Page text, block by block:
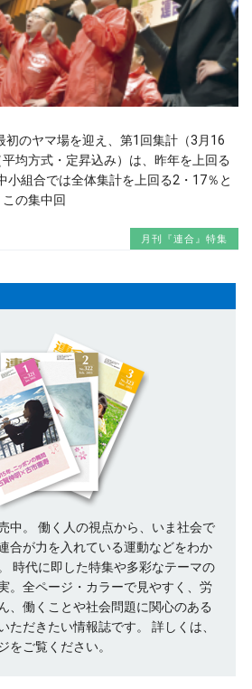
初のヤマ場を迎え、第1回集計（3月16
均方式・定昇込み）は、昨年を上回る
小組合では全体集計を上回る2・17％と
の集中回
月刊『連合』特集
中。 働く人の視点から、いま社会で
合が力を入れている運動などをわか
時代に即した特集や多彩なテーマの
。全ページ・カラーで見やすく、労
、働くことや社会問題に関心のある
ただきたい情報誌です。 詳しくは、
をご覧ください。